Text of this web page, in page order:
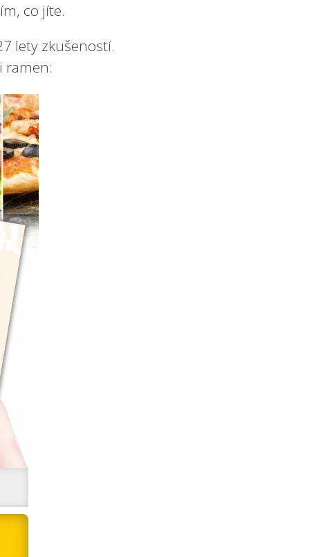
co jíte.
lety zkušeností.
ramen: